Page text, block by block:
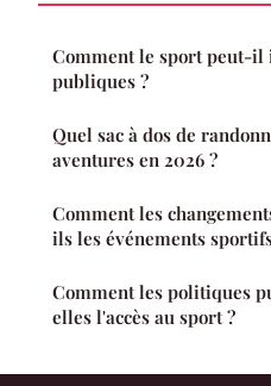
Comment le sport peut-
publiques ?
Quel sac à dos de
aventures en 2026 ?
Comment les
ils les événements
Comment les politiques
elles l'accès au sport ?